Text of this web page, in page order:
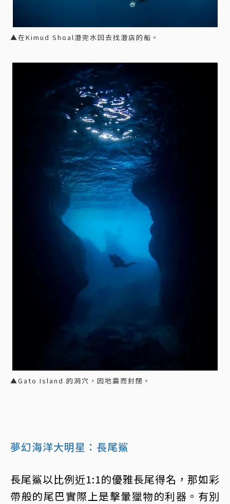
▲在Kimud Shoal潛完水回去找潛店的船。
▲Gato Island 的洞穴，因地震而封閉。
夢幻海洋大明星：長尾鯊
長尾鯊以比例近1:1的優雅長尾得名，那如彩
帶般的尾巴實際上是擊暈獵物的利器。有別